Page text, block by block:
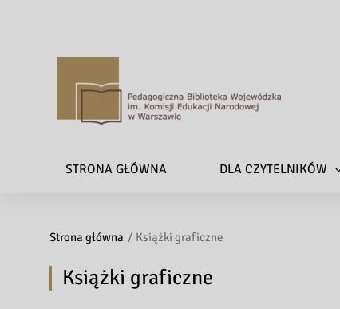
a
g
STRONA GŁÓWNA DLA CZYTELNIKÓW
Strona główna Książki graficzne
Książki graficzne